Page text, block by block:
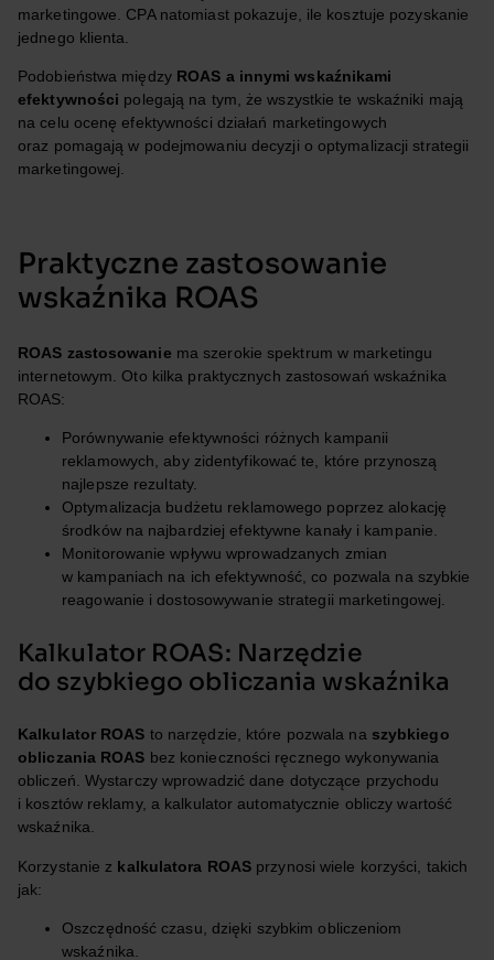
marketingowe. CPA natomiast pokazuje, ile kosztuje pozyskanie
jednego klienta.
Podobieństwa między ROAS a innymi wskaźnikami
efektywności polegają na tym, że wszystkie te wskaźniki mają
na celu ocenę efektywności działań marketingowych
oraz pomagają w podejmowaniu decyzji o optymalizacji strategii
marketingowej.
Praktyczne zastosowanie
wskaźnika ROAS
ROAS zastosowanie ma szerokie spektrum w marketingu
internetowym. Oto kilka praktycznych zastosowań wskaźnika
ROAS:
Porównywanie efektywności różnych kampanii
reklamowych, aby zidentyfikować te, które przynoszą
najlepsze rezultaty.
Optymalizacja budżetu reklamowego poprzez alokację
środków na najbardziej efektywne kanały i kampanie.
Monitorowanie wpływu wprowadzanych zmian
w kampaniach na ich efektywność, co pozwala na szybkie
reagowanie i dostosowywanie strategii marketingowej.
Kalkulator ROAS: Narzędzie
do szybkiego obliczania wskaźnika
Kalkulator ROAS to narzędzie, które pozwala na szybkiego
obliczania ROAS bez konieczności ręcznego wykonywania
obliczeń. Wystarczy wprowadzić dane dotyczące przychodu
i kosztów reklamy, a kalkulator automatycznie obliczy wartość
wskaźnika.
Korzystanie z kalkulatora ROAS przynosi wiele korzyści, takich
jak:
Oszczędność czasu, dzięki szybkim obliczeniom
wskaźnika.